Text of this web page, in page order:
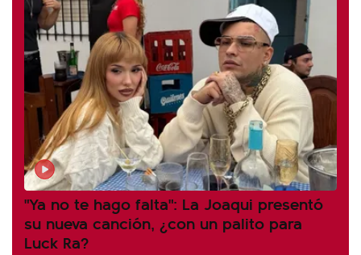
"Ya no te hago falta": La Joaqui presentó
su nueva canción, ¿con un palito para
Luck Ra?